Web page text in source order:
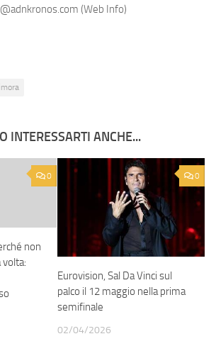
(Web Info)
INTERESSARTI ANCHE...
0
non
volta:
0
Eurovision, Sal Da Vinci sul
palco il 12 maggio nella prima
semifinale
02/04/2026